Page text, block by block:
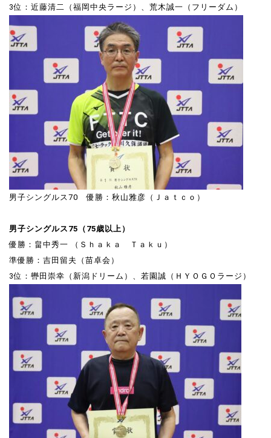
3位：近藤清二（福岡中央ラージ）、荒木誠一（フリーダム）
男子シングルス70 優勝：秋山雅彦（Ｊａｔｃｏ）
男子シングルス75（75歳以上）
優勝：畠中秀一 （Ｓｈａｋａ Ｔａｋｕ）
準優勝：吉田留夫（苗卓会）
3位：轡田崇幸（新潟ドリーム）、若園誠（ＨＹＯＧＯラージ）